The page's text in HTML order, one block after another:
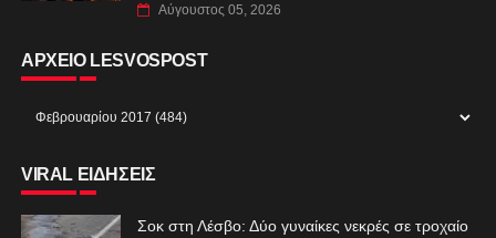
Αύγουστος 05, 2026
ΑΡΧΕΙΟ LESVOSPOST
VIRAL ΕΙΔΗΣΕΙΣ
Σοκ στη Λέσβο: Δύο γυναίκες νεκρές σε τροχαίο